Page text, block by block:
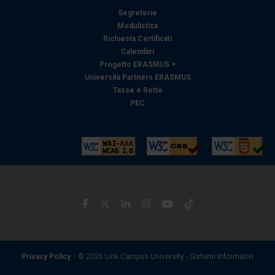
raccolto dal suo utilizzo dei loro servizi.
Segreterie
Modulistica
Richiesta Certificati
Calendari
Progetto ERASMUS +
Università Partners ERASMUS
Tasse e Rette
PEC
Privacy Policy © 2026 Link Campus University - Sistemi Informativi